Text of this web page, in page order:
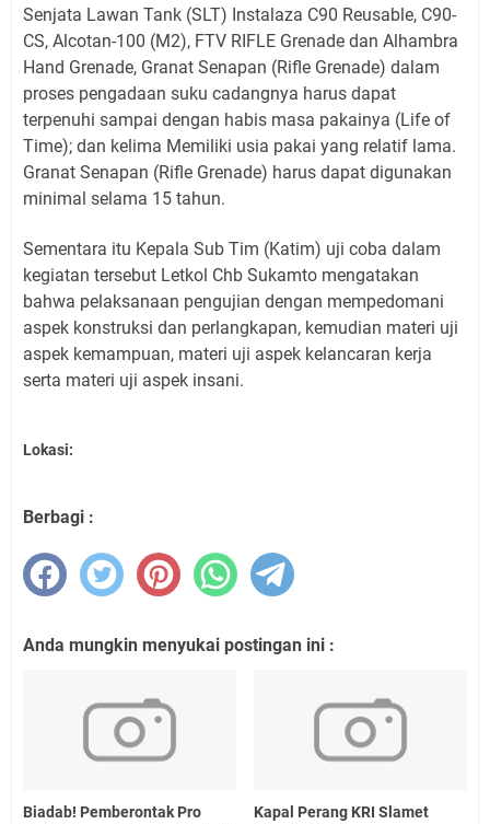
Senjata Lawan Tank (SLT) Instalaza C90 Reusable, C90-
CS, Alcotan-100 (M2), FTV RIFLE Grenade dan Alhambra
Hand Grenade, Granat Senapan (Rifle Grenade) dalam
proses pengadaan suku cadangnya harus dapat
terpenuhi sampai dengan habis masa pakainya (Life of
Time); dan kelima Memiliki usia pakai yang relatif lama.
Granat Senapan (Rifle Grenade) harus dapat digunakan
minimal selama 15 tahun.
Sementara itu Kepala Sub Tim (Katim) uji coba dalam
kegiatan tersebut Letkol Chb Sukamto mengatakan
bahwa pelaksanaan pengujian dengan mempedomani
aspek konstruksi dan perlangkapan, kemudian materi uji
aspek kemampuan, materi uji aspek kelancaran kerja
serta materi uji aspek insani.
Lokasi:
Berbagi :
Anda mungkin menyukai postingan ini :
Biadab! Pemberontak Pro
Kapal Perang KRI Slamet